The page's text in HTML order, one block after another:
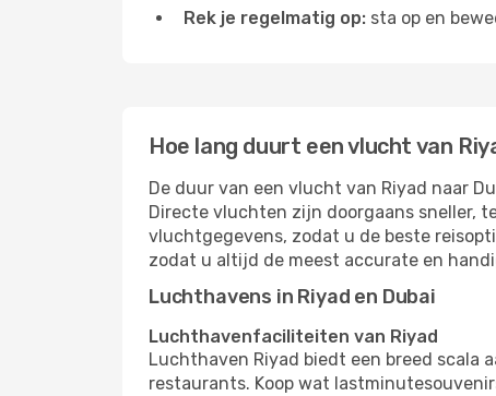
Rek je regelmatig op: sta op en
Hoe lang duurt een vlucht van
De duur van een vlucht van Riyad naar
Directe vluchten zijn doorgaans sneller,
vluchtgegevens, zodat u de beste
zodat u altijd de meest accurate en
Luchthavens in Riyad en Dubai
Luchthavenfaciliteiten van Riyad
Luchthaven Riyad biedt een breed scala
restaurants. Koop wat